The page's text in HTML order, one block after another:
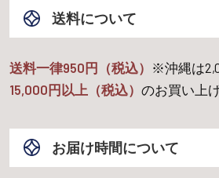
送料について
送料一律950円（税込） ※沖縄は
15,000円以上（税込） のお買い上げ
お届け時間について